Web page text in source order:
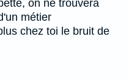
on ne trouvera
métier
chez toi le bruit de